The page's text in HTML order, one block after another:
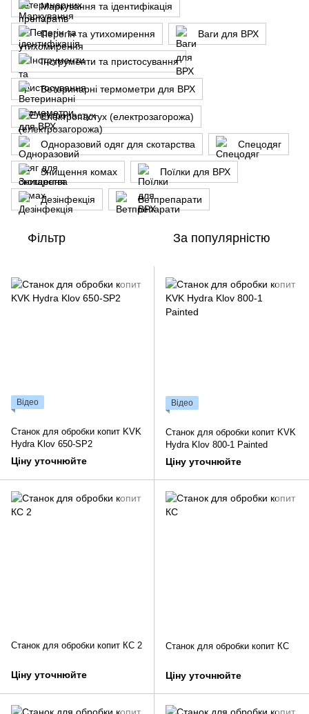
Маркування та ідентифікація
Перегін та утихомирення Ваги для ВРХ
Інструменти та пристосування
Ветеринарні термометри для ВРХ
Електропастух (електрозагорожа)
Одноразовий одяг для скотарства Спецодяг
Знищення комах Поїлки для ВРХ
Дезінфекція Ветпрепарати
Фільтр За популярністю
Відео
Станок для обробки копит KVK
Hydra Klov 650-SP2
Ціну уточнюйте
Відео
Станок для обробки копит KVK
Hydra Klov 800-1 Painted
Ціну уточнюйте
Станок для обробки копит КС 2
Ціну уточнюйте
Станок для обробки копит КС
Ціну уточнюйте